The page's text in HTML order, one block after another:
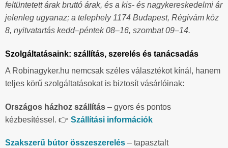
feltüntetett árak bruttó árak, és a kis- és nagykereskedelmi ár
jelenleg ugyanaz; a telephely 1174 Budapest, Régivám köz
8, nyitvatartás kedd–péntek 08–16, szombat 09–14.
Szolgáltatásaink: szállítás, szerelés és tanácsadás
A Robinagyker.hu nemcsak széles választékot kínál, hanem
teljes körű szolgáltatásokat is biztosít vásárlóinak:
Országos házhoz szállítás – gyors és pontos
kézbesítéssel. 👉 Szállítási információk
Szakszerű bútor összeszerelés – tapasztalt